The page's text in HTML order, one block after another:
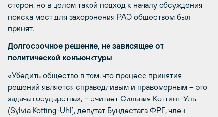
сторон, но в целом такой подход к началу обсуждения
поиска мест для захоронения РАО обществом был
принят.
Долгосрочное решение, не зависящее от
политической конъюнктуры
«Убедить общество в том, что процесс принятия
решений является справедливым и правомерным – это
задача государства», – считает Сильвия Коттинг-Уль
(Sylvia Kotting-Uhl), депутат Бундестага ФРГ, член